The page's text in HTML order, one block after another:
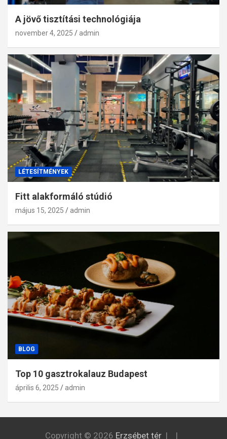
A jövő tisztítási technológiája
november 4, 2025 admin
LÉTESÍTMÉNYEK
Fitt alakformáló stúdió
május 15, 2025 admin
BLOG
Top 10 gasztrokalauz Budapest
április 6, 2025 admin
Copyright © 2026 Erzsébet tér